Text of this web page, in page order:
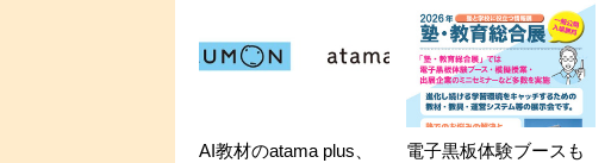
AI教材のatama plus、
電子黒板体験ブースも